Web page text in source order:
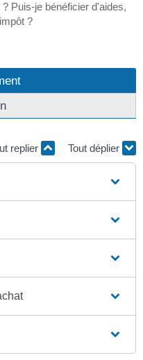
Puis-je bénéficier d'aides,
?
replier Tout déplier